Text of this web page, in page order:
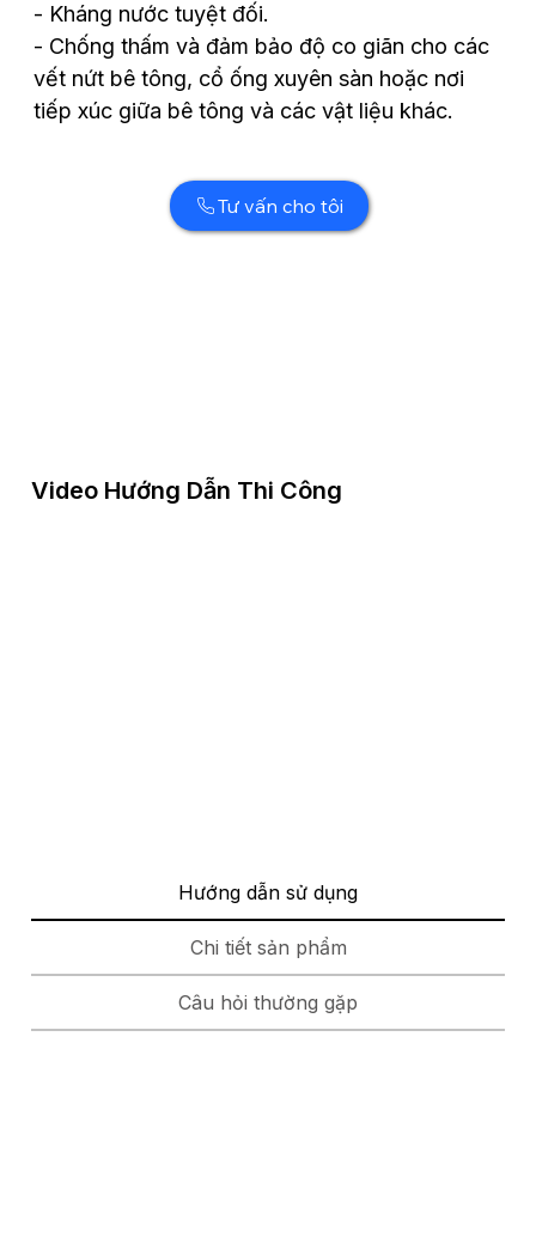
- Kháng nước tuyệt đối.
- Chống thấm và đảm bảo độ co giãn cho các
vết nứt bê tông, cổ ống xuyên sàn hoặc nơi
tiếp xúc giữa bê tông và các vật liệu khác.
Tư vấn cho tôi
Video Hướng Dẫn Thi Công
Hướng dẫn sử dụng
Chi tiết sản phẩm
Câu hỏi thường gặp